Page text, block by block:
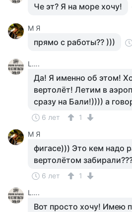
Че эт? Я на море хочу!
М Я
прямо с работы?? )))
L….
Да! Я именно об этом!
вертолёт! Летим в
сразу на Бали!)))) а
6 лет
1
М Я
фигасе))) Это кем надо
вертолётом
6 лет
1
L….
Вот просто хочу! Имею